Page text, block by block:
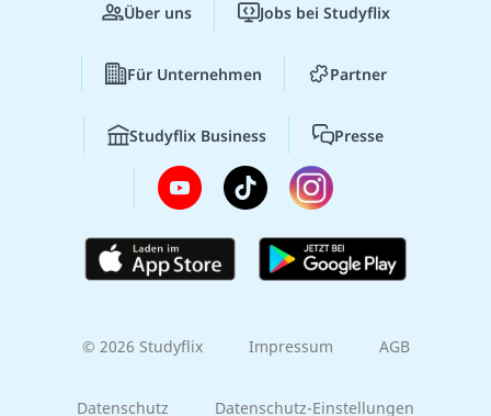
Über uns Jobs bei Studyflix
Für Unternehmen Partner
Studyflix Business Presse
© 2026 Studyflix Impressum AGB
Datenschutz Datenschutz-Einstellungen